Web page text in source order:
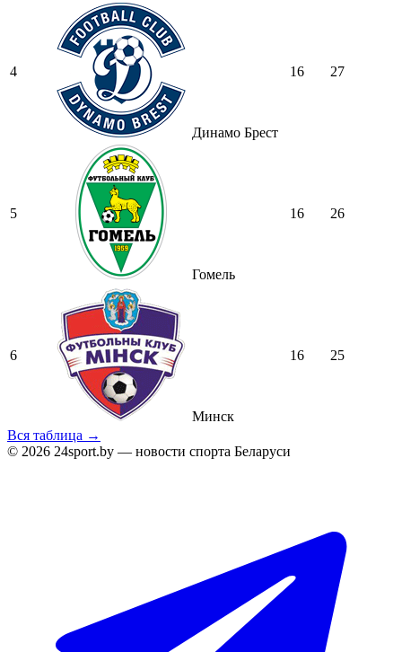
4
Динамо Брест
16 27
5
Гомель
16 26
6
Минск
16 25
Вся таблица →
© 2026 24sport.by — новости спорта Беларуси